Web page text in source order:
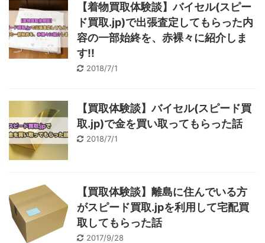
【着物買取体験談】バイセル(スピー
ド買取.jp)で出張査定してもらった内
容の一部始終を、赤裸々に紹介しま
す!!
2018/7/1
【買取体験談】バイセル(スピード買
取.jp)で金を買い取ってもらった話
2018/7/1
【買取体験談】離島に住んでいる方
がスピード買取.jpを利用して宅配買
取してもらった話
2017/9/28